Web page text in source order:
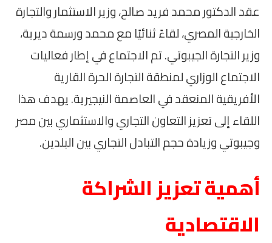
عقد الدكتور محمد فريد صالح، وزير الاستثمار والتجارة
الخارجية المصري، لقاءً ثنائيًا مع محمد ورسمة ديرية،
وزير التجارة الجيبوتي. تم الاجتماع في إطار فعاليات
الاجتماع الوزاري لمنطقة التجارة الحرة القارية
الأفريقية المنعقد في العاصمة النيجيرية. يهدف هذا
اللقاء إلى تعزيز التعاون التجاري والاستثماري بين مصر
وجيبوتي وزيادة حجم التبادل التجاري بين البلدين.
أهمية تعزيز الشراكة
الاقتصادية